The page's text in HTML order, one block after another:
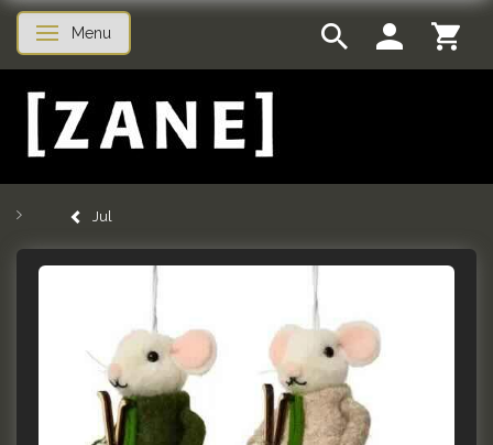
Skifte navigation
Menu
Jul